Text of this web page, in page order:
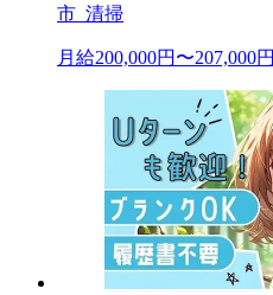
市_清掃
月給200,000円〜207,000円